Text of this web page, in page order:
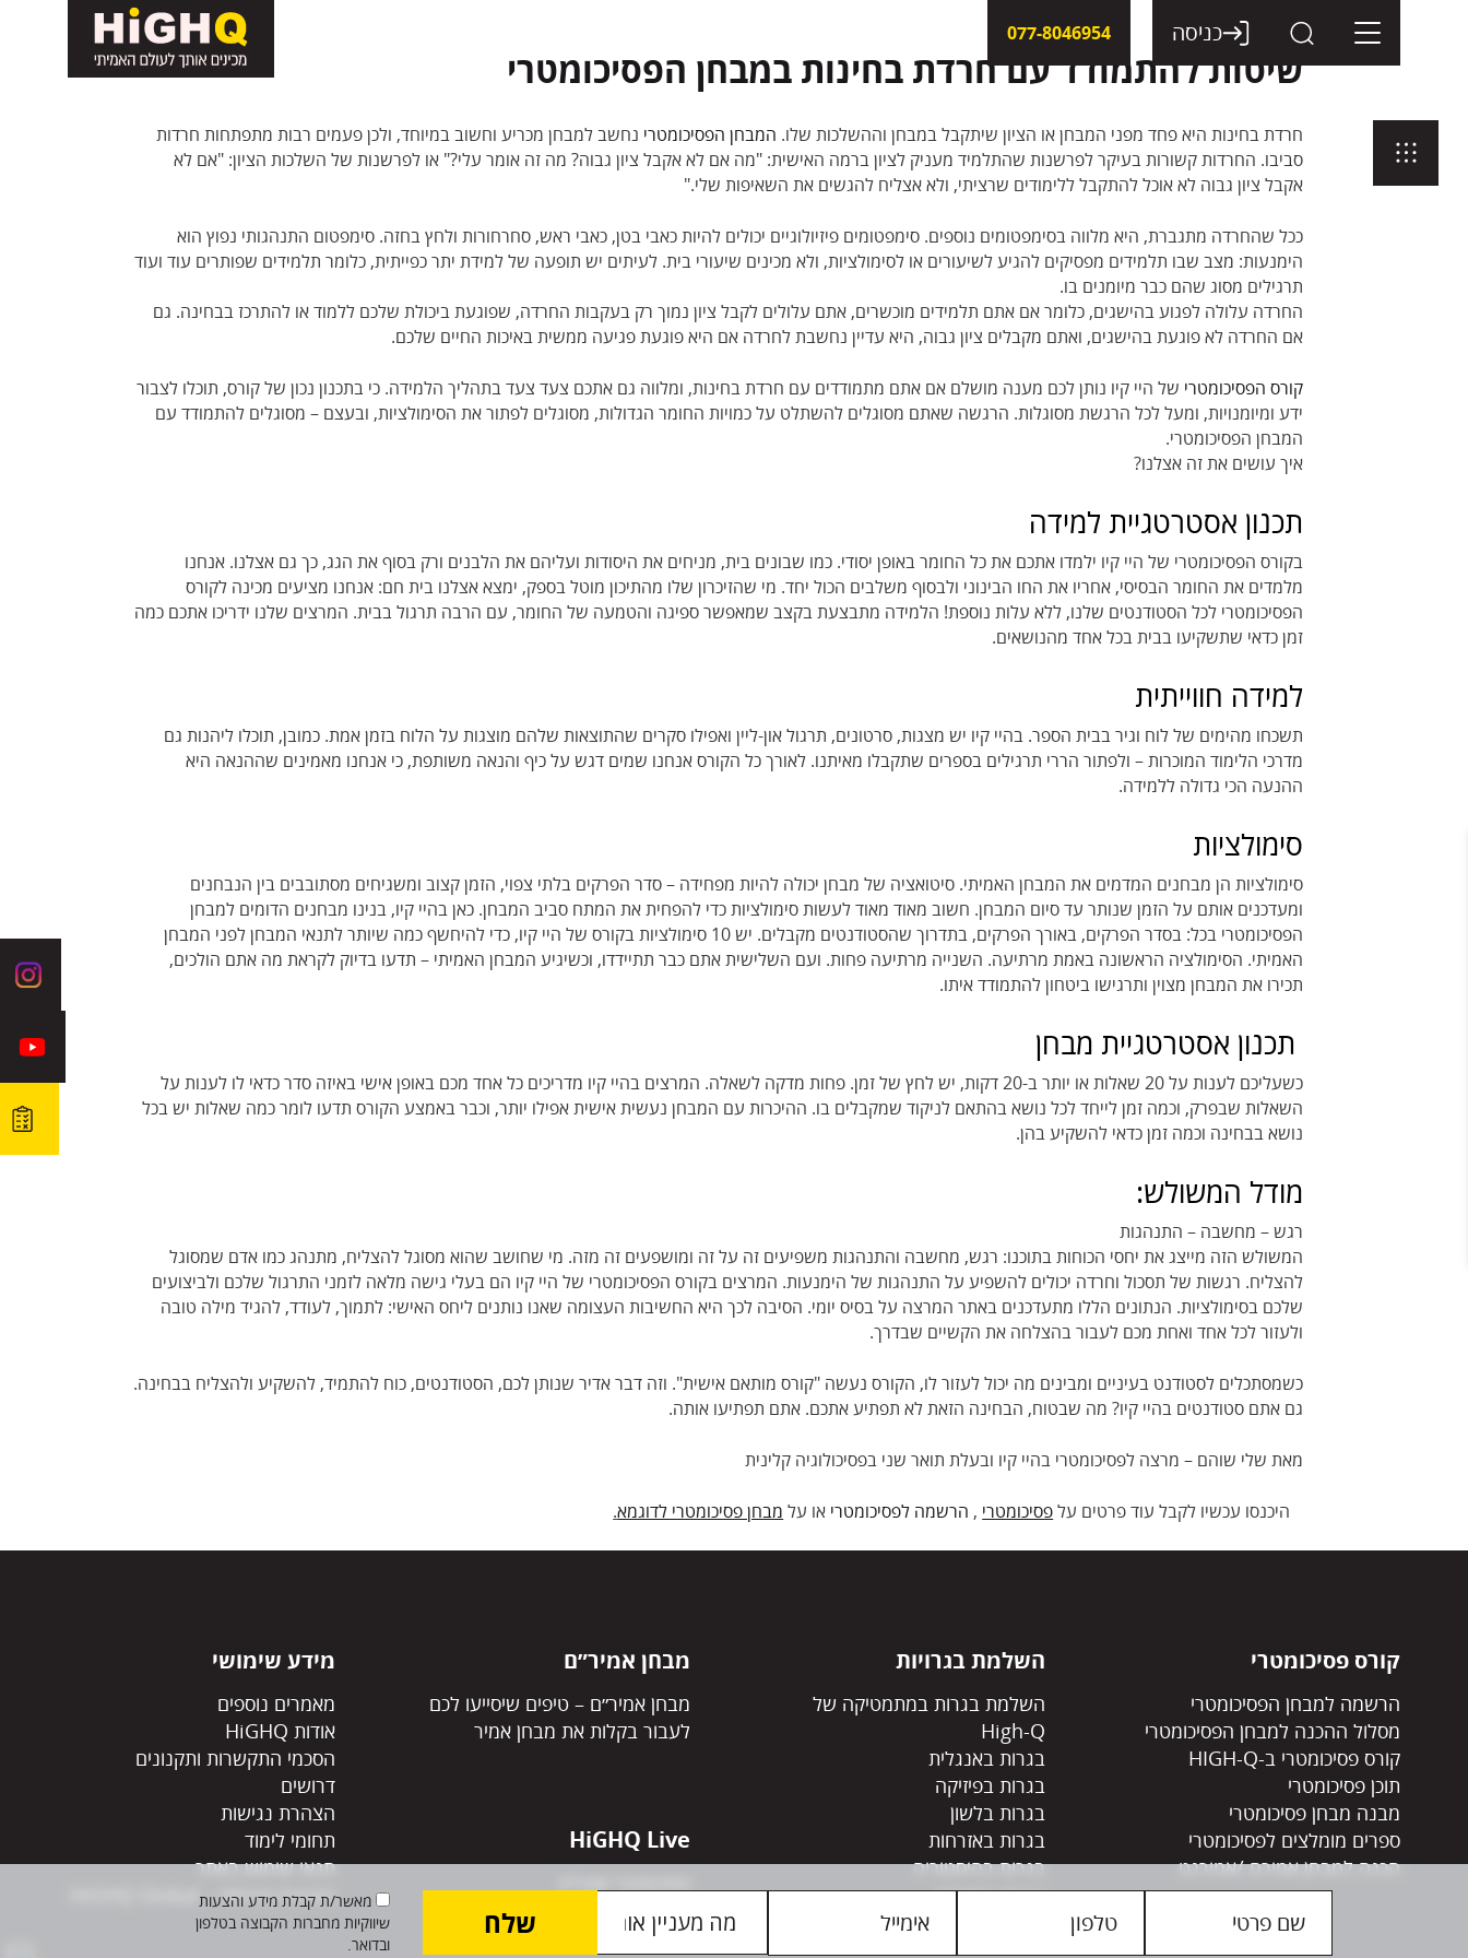
מאשר/ת קבלת מידע והצעות
שיווקיות מחברות הקבוצה בטלפון
ובדואר.
כניסה 077-8046954
שיטות להתמודד עם חרדת בחינות במבחן הפסיכומטרי
חרדת בחינות היא פחד מפני המבחן או הציון שיתקבל במבחן וההשלכות שלו. המבחן הפסיכומטרי נחשב למבחן מכריע וחשוב במיוחד, ולכן פעמים רבות מתפתחות חרדות
סביבו. החרדות קשורות בעיקר לפרשנות שהתלמיד מעניק לציון ברמה האישית: "מה אם לא אקבל ציון גבוה? מה זה אומר עלי?" או לפרשנות של השלכות הציון: "אם לא
אקבל ציון גבוה לא אוכל להתקבל ללימודים שרציתי, ולא אצליח להגשים את השאיפות שלי."
ככל שהחרדה מתגברת, היא מלווה בסימפטומים נוספים. סימפטומים פיזיולוגיים יכולים להיות כאבי בטן, כאבי ראש, סחרחורות ולחץ בחזה. סימפטום התנהגותי נפוץ הוא
הימנעות: מצב שבו תלמידים מפסיקים להגיע לשיעורים או לסימולציות, ולא מכינים שיעורי בית. לעיתים יש תופעה של למידת יתר כפייתית, כלומר תלמידים שפותרים עוד ועוד
תרגילים מסוג שהם כבר מיומנים בו.
החרדה עלולה לפגוע בהישגים, כלומר אם אתם תלמידים מוכשרים, אתם עלולים לקבל ציון נמוך רק בעקבות החרדה, שפוגעת ביכולת שלכם ללמוד או להתרכז בבחינה. גם
אם החרדה לא פוגעת בהישגים, ואתם מקבלים ציון גבוה, היא עדיין נחשבת לחרדה אם היא פוגעת פגיעה ממשית באיכות החיים שלכם.
קורס הפסיכומטרי של היי קיו נותן לכם מענה מושלם אם אתם מתמודדים עם חרדת בחינות, ומלווה גם אתכם צעד צעד בתהליך הלמידה. כי בתכנון נכון של קורס, תוכלו לצבור
ידע ומיומנויות, ומעל לכל הרגשת מסוגלות. הרגשה שאתם מסוגלים להשתלט על כמויות החומר הגדולות, מסוגלים לפתור את הסימולציות, ובעצם – מסוגלים להתמודד עם
המבחן הפסיכומטרי.
איך עושים את זה אצלנו?
תכנון אסטרטגיית למידה
בקורס הפסיכומטרי של היי קיו ילמדו אתכם את כל החומר באופן יסודי. כמו שבונים בית, מניחים את היסודות ועליהם את הלבנים ורק בסוף את הגג, כך גם אצלנו. אנחנו
מלמדים את החומר הבסיסי, אחריו את החו הבינוני ולבסוף משלבים הכול יחד. מי שהזיכרון שלו מהתיכון מוטל בספק, ימצא אצלנו בית חם: אנחנו מציעים מכינה לקורס
הפסיכומטרי לכל הסטודנטים שלנו, ללא עלות נוספת! הלמידה מתבצעת בקצב שמאפשר ספיגה והטמעה של החומר, עם הרבה תרגול בבית. המרצים שלנו ידריכו אתכם כמה
זמן כדאי שתשקיעו בבית בכל אחד מהנושאים.
למידה חווייתית
תשכחו מהימים של לוח וגיר בבית הספר. בהיי קיו יש מצגות, סרטונים, תרגול און-ליין ואפילו סקרים שהתוצאות שלהם מוצגות על הלוח בזמן אמת. כמובן, תוכלו ליהנות גם
מדרכי הלימוד המוכרות – ולפתור הררי תרגילים בספרים שתקבלו מאיתנו. לאורך כל הקורס אנחנו שמים דגש על כיף והנאה משותפת, כי אנחנו מאמינים שההנאה היא
ההנעה הכי גדולה ללמידה.
סימולציות
סימולציות הן מבחנים המדמים את המבחן האמיתי. סיטואציה של מבחן יכולה להיות מפחידה – סדר הפרקים בלתי צפוי, הזמן קצוב ומשגיחים מסתובבים בין הנבחנים
ומעדכנים אותם על הזמן שנותר עד סיום המבחן. חשוב מאוד מאוד לעשות סימולציות כדי להפחית את המתח סביב המבחן. כאן בהיי קיו, בנינו מבחנים הדומים למבחן
הפסיכומטרי בכל: בסדר הפרקים, באורך הפרקים, בתדרוך שהסטודנטים מקבלים. יש 10 סימולציות בקורס של היי קיו, כדי להיחשף כמה שיותר לתנאי המבחן לפני המבחן
האמיתי. הסימולציה הראשונה באמת מרתיעה. השנייה מרתיעה פחות. ועם השלישית אתם כבר תתיידדו, וכשיגיע המבחן האמיתי – תדעו בדיוק לקראת מה אתם הולכים,
תכירו את המבחן מצוין ותרגישו ביטחון להתמודד איתו.
תכנון אסטרטגיית מבחן
כשעליכם לענות על 20 שאלות או יותר ב-20 דקות, יש לחץ של זמן. פחות מדקה לשאלה. המרצים בהיי קיו מדריכים כל אחד מכם באופן אישי באיזה סדר כדאי לו לענות על
השאלות שבפרק, וכמה זמן לייחד לכל נושא בהתאם לניקוד שמקבלים בו. ההיכרות עם המבחן נעשית אישית אפילו יותר, וכבר באמצע הקורס תדעו לומר כמה שאלות יש בכל
נושא בבחינה וכמה זמן כדאי להשקיע בהן.
מודל המשולש:
רגש – מחשבה – התנהגות
המשולש הזה מייצג את יחסי הכוחות בתוכנו: רגש, מחשבה והתנהגות משפיעים זה על זה ומושפעים זה מזה. מי שחושב שהוא מסוגל להצליח, מתנהג כמו אדם שמסוגל
להצליח. רגשות של תסכול וחרדה יכולים להשפיע על התנהגות של הימנעות. המרצים בקורס הפסיכומטרי של היי קיו הם בעלי גישה מלאה לזמני התרגול שלכם ולביצועים
שלכם בסימולציות. הנתונים הללו מתעדכנים באתר המרצה על בסיס יומי. הסיבה לכך היא החשיבות העצומה שאנו נותנים ליחס האישי: לתמוך, לעודד, להגיד מילה טובה
ולעזור לכל אחד ואחת מכם לעבור בהצלחה את הקשיים שבדרך.
כשמסתכלים לסטודנט בעיניים ומבינים מה יכול לעזור לו, הקורס נעשה "קורס מותאם אישית". וזה דבר אדיר שנותן לכם, הסטודנטים, כוח להתמיד, להשקיע ולהצליח בבחינה.
גם אתם סטודנטים בהיי קיו? מה שבטוח, הבחינה הזאת לא תפתיע אתכם. אתם תפתיעו אותה.
מאת שלי שוהם – מרצה לפסיכומטרי בהיי קיו ובעלת תואר שני בפסיכולוגיה קלינית
היכנסו עכשיו לקבל עוד פרטים עלפסיכומטרי , הרשמה לפסיכומטרי או על מבחן פסיכומטרי לדוגמא.
קורס פסיכומטרי
הרשמה למבחן הפסיכומטרי
מסלול ההכנה למבחן הפסיכומטרי
קורס פסיכומטרי ב-HIGH-Q
תוכן פסיכומטרי
מבנה מבחן פסיכומטרי
ספרים מומלצים לפסיכומטרי
הכנה למבחן אמירם /אמירנט
השלמת בגרויות
השלמת בגרות במתמטיקה של
High-Q
בגרות באנגלית
בגרות בפיזיקה
בגרות בלשון
בגרות באזרחות
בגרות בהיסטוריה
בגרות בספרות
מבחן אמיר״ם
מבחן אמיר״ם – טיפים שיסייעו לכם
לעבור בקלות את מבחן אמיר
HiGHQ Live
בגרויות אונליין
מידע שימושי
מאמרים נוספים
אודות HiGHQ
הסכמי התקשרות ותקנונים
דרושים
הצהרת נגישות
תחומי לימוד
תנאי שימוש באתר
הצהרת פרטיות – HiGHQ Global